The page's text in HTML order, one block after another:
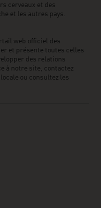
cerveaux et des
et les autres pays.
web officiel des
et présente toutes celles
des relations
à notre site, contactez
ou consultez les